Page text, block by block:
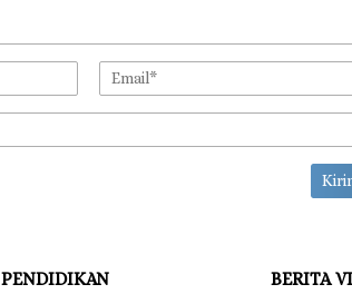
PENDIDIKAN BERITA